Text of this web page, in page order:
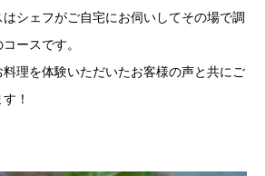
シェフがご自宅にお伺いしてその場で調
ースです。
理を体験いただいたお客様の声と共にご
！